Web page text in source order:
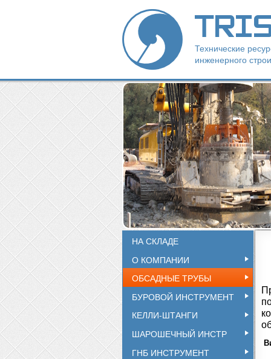
Технические
инженерного
НА СКЛАДЕ
О КОМПАНИИ
ОБСАДНЫЕ ТРУБЫ
БУРОВОЙ ИНСТРУМЕНТ
КЕЛЛИ-ШТАНГИ
ШАРОШЕЧНЫЙ ИНСТР
ГНБ ИНСТРУМЕНТ